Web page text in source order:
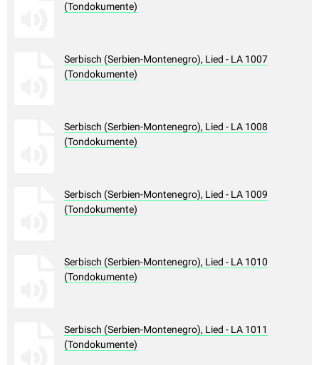
(Tondokumente)
Serbisch (Serbien-Montenegro), Lied - LA 1007
(Tondokumente)
Serbisch (Serbien-Montenegro), Lied - LA 1008
(Tondokumente)
Serbisch (Serbien-Montenegro), Lied - LA 1009
(Tondokumente)
Serbisch (Serbien-Montenegro), Lied - LA 1010
(Tondokumente)
Serbisch (Serbien-Montenegro), Lied - LA 1011
(Tondokumente)